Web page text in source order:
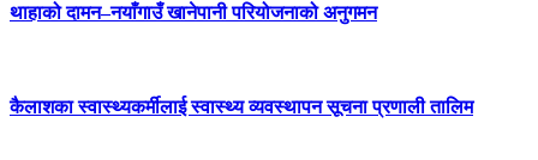
थाहाको दामन–नयाँगाउँ खानेपानी परियोजनाको अनुगमन
कैलाशका स्वास्थ्यकर्मीलाई स्वास्थ्य व्यवस्थापन सूचना प्रणाली तालिम